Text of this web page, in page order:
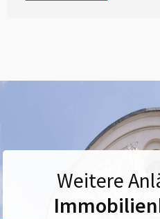
Weitere